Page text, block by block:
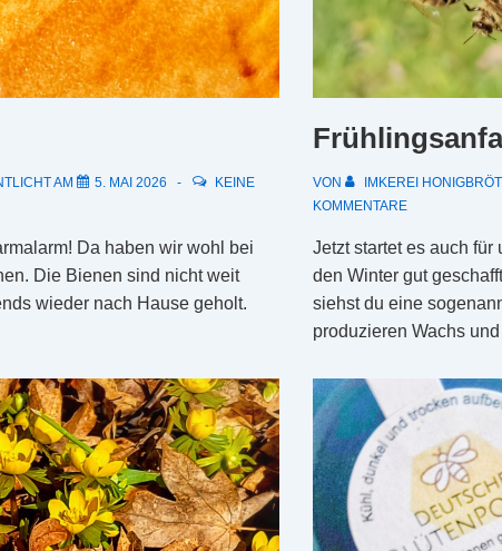
AM 5. MAI 2026
KEINE
Da haben wir wohl bei
Die Bienen sind nicht weit
wieder nach Hause geholt.
VON IMKEREI
KOMMENTARE
Jetzt startet es auch
den Winter gut
siehst du eine
produzieren Wachs